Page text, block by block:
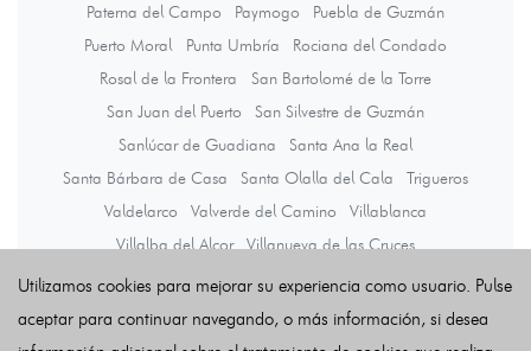
Paterna del Campo
Paymogo
Puebla de Guzmán
Puerto Moral
Punta Umbría
Rociana del Condado
Rosal de la Frontera
San Bartolomé de la Torre
San Juan del Puerto
San Silvestre de Guzmán
Sanlúcar de Guadiana
Santa Ana la Real
Santa Bárbara de Casa
Santa Olalla del Cala
Trigueros
Valdelarco
Valverde del Camino
Villablanca
Villalba del Alcor
Villanueva de las Cruces
Villanueva de los Castillejos
Villarrasa
Zalamea la Real
Zufre
Utilizamos cookies para mejorar su experiencia como usuario. Pulse
aceptar para continuar navegando, o más información, si desea